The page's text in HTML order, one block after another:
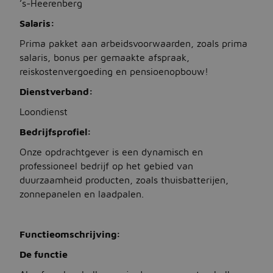
’s-Heerenberg
Salaris:
Prima pakket aan arbeidsvoorwaarden, zoals prima
salaris, bonus per gemaakte afspraak,
reiskostenvergoeding en pensioenopbouw!
Dienstverband:
Loondienst
Bedrijfsprofiel:
Onze opdrachtgever is een dynamisch en
professioneel bedrijf op het gebied van
duurzaamheid producten, zoals thuisbatterijen,
zonnepanelen en laadpalen.
Functieomschrijving:
De functie
Jobbird
Kies een andere regio
Jobs United Kingdom
Help
Jobs at Jobbird.com
Algemene voorwaarden